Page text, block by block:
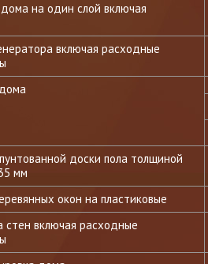
на один слой включая
включая расходные
доски пола толщиной
мм
окон на пластиковые
включая расходные